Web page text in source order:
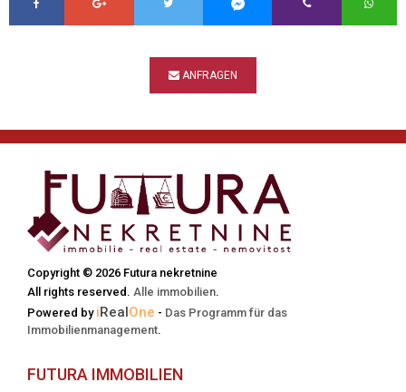
ANFRAGEN
Copyright © 2026 Futura nekretnine
All rights reserved. Alle immobilien.
Powered by iReal One - Das Programm für das
Immobilienmanagement.
FUTURA IMMOBILIEN